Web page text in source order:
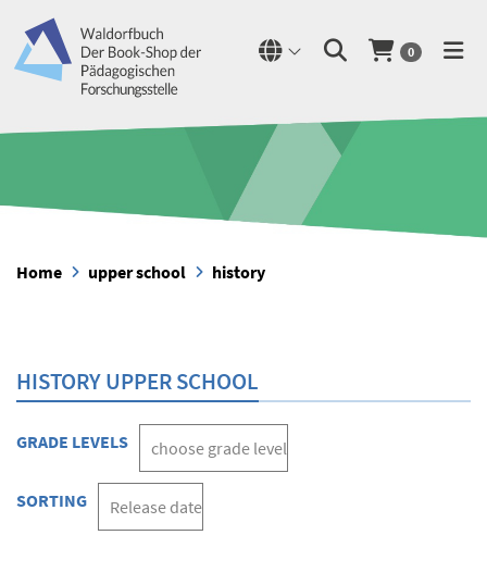
0
Home upper school history
HISTORY UPPER SCHOOL
GRADE LEVELS
SORTING